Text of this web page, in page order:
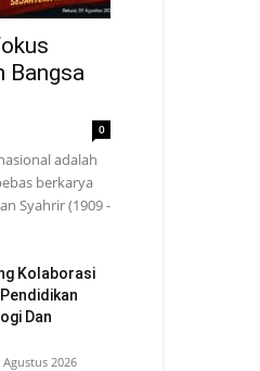
Bangsa
0
adalah
berkarya
Syahrir (1909 -
Kolaborasi
Dan
Agustus 2026